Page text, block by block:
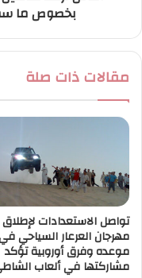
بخصوص ما
مقالات ذات صلة
تواصل الاستعدادات لإطلاق
مهرجان العرعار السياحي
موعده وفرق أوروبية تؤكد
مشاركتها في ألعاب